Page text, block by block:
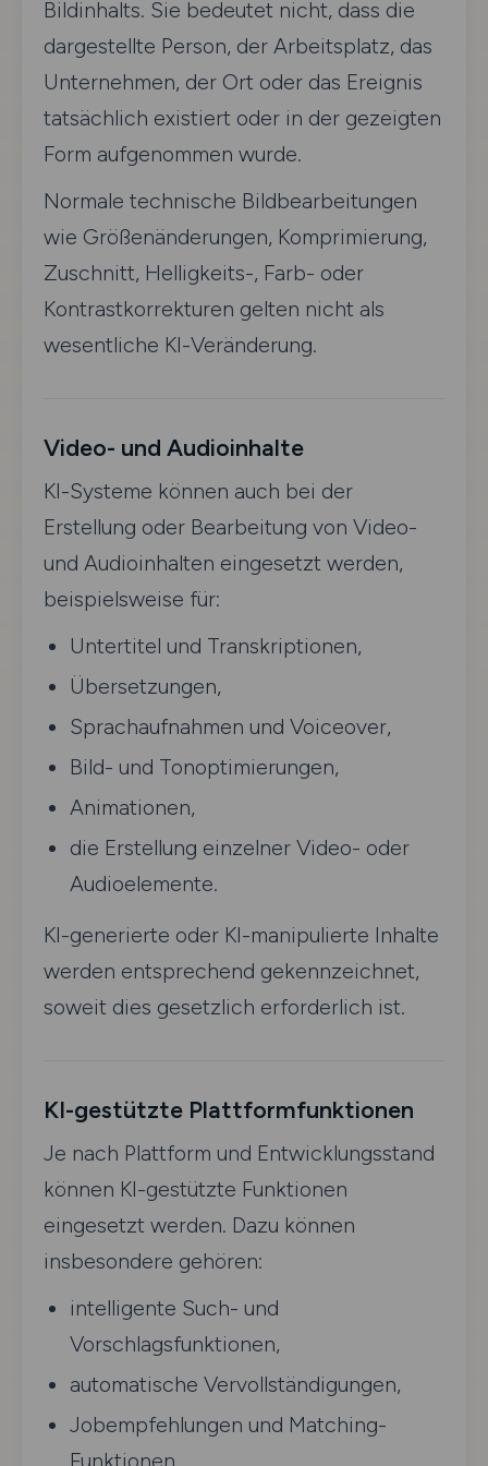
Bildinhalts. Sie bedeutet nicht, dass die
dargestellte Person, der Arbeitsplatz, das
Unternehmen, der Ort oder das Ereignis
tatsächlich existiert oder in der gezeigten
Form aufgenommen wurde.
Normale technische Bildbearbeitungen
wie Größenänderungen, Komprimierung,
Zuschnitt, Helligkeits-, Farb- oder
Kontrastkorrekturen gelten nicht als
wesentliche KI-Veränderung.
Video- und Audioinhalte
KI-Systeme können auch bei der
Erstellung oder Bearbeitung von Video-
und Audioinhalten eingesetzt werden,
beispielsweise für:
Untertitel und Transkriptionen,
Übersetzungen,
Sprachaufnahmen und Voiceover,
Bild- und Tonoptimierungen,
Animationen,
die Erstellung einzelner Video- oder
Audioelemente.
KI-generierte oder KI-manipulierte Inhalte
werden entsprechend gekennzeichnet,
soweit dies gesetzlich erforderlich ist.
KI-gestützte Plattformfunktionen
Je nach Plattform und Entwicklungsstand
können KI-gestützte Funktionen
eingesetzt werden. Dazu können
insbesondere gehören:
intelligente Such- und
Vorschlagsfunktionen,
automatische Vervollständigungen,
Jobempfehlungen und Matching-
Funktionen,